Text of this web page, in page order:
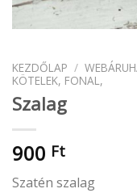
KEZDŐLAP /
KÖTELEK, FONAL,
Szalag
900 Ft
Szatén szalag